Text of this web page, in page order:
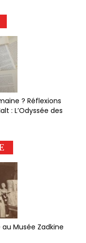
? Réflexions
: L’Odyssée des
Musée Zadkine